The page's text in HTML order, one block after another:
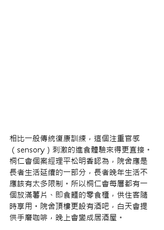
相比一般傳統復康訓練，這個注重官感
（sensory）刺激的進食體驗來得更直接。
桐仁會個案經理平松明香認為，院舍應是
長者生活延續的一部分，長者晚年生活不
應該有太多限制。所以桐仁會每層都有一
個放滿薯片、即食麵的零食櫃，供住客隨
時享用。院舍頂樓更設有酒吧，白天會提
供手磨咖啡，晚上會變成居酒屋。